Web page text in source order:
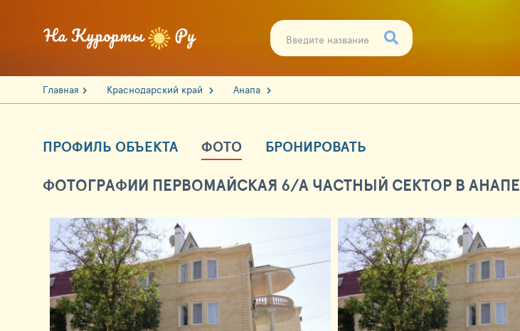
Главная Краснодарский край Анапа
ПРОФИЛЬ ОБЪЕКТА ФОТО БРОНИРОВАТЬ
ФОТОГРАФИИ ПЕРВОМАЙСКАЯ 6/А ЧАСТНЫЙ СЕКТОР В АНАПЕ